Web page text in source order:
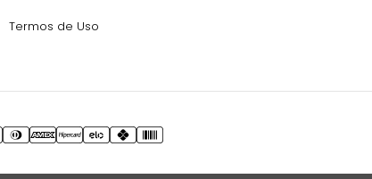
Termos de Uso